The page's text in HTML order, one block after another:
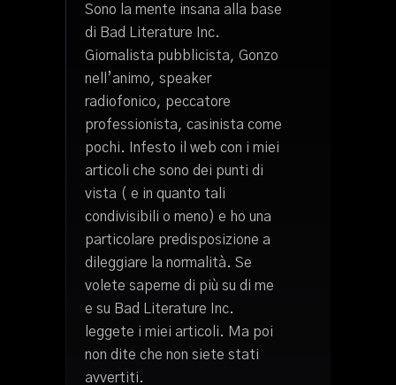
Sono la mente insana alla base
di Bad Literature Inc.
Giornalista pubblicista, Gonzo
nell’animo, speaker
radiofonico, peccatore
professionista, casinista come
pochi. Infesto il web con i miei
articoli che sono dei punti di
vista ( e in quanto tali
condivisibili o meno) e ho una
particolare predisposizione a
dileggiare la normalità. Se
volete saperne di più su di me
e su Bad Literature Inc.
leggete i miei articoli. Ma poi
non dite che non siete stati
avvertiti.